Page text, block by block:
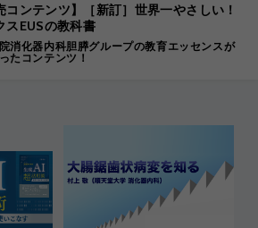
コンテンツ】［新訂］世界一やさしい！
スEUSの教科書
消化器内科胆膵グループの教育エッセンスが
たコンテンツ！